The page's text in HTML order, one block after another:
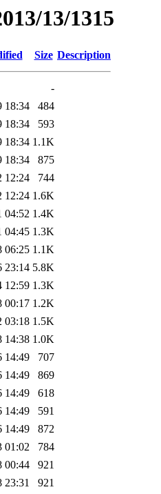
13/1315
Size Description
-
18:34
484
18:34
593
18:34 1.1K
18:34
875
12:24
744
12:24 1.6K
04:52 1.4K
04:45 1.3K
06:25 1.1K
23:14 5.8K
12:59 1.3K
00:17 1.2K
03:18 1.5K
14:38 1.0K
14:49
707
14:49
869
14:49
618
14:49
591
14:49
872
01:02
784
00:44
921
23:31
921